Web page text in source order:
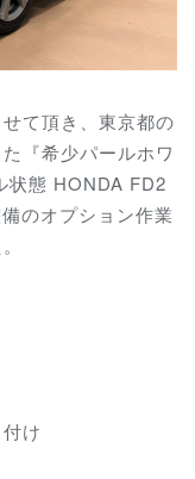
て頂き、東京都の
『希少パールホワ
状態 HONDA FD2
のオプション作業
け